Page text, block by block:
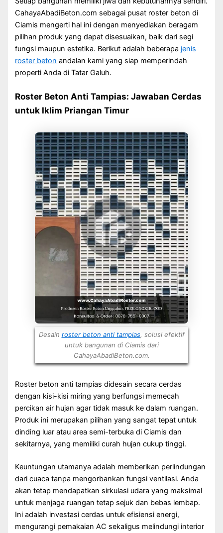
CahayaAbadiBeton.com sebagai pusat roster beton di
Ciamis mengerti hal ini dengan menyediakan beragam
pilihan produk yang dapat disesuaikan, baik dari segi
fungsi maupun estetika. Berikut adalah beberapa jenis
roster beton andalan kami yang siap memperindah
properti Anda di Tatar Galuh.
Roster Beton Anti Tampias: Jawaban Cerdas
untuk Iklim Priangan Timur
Desain roster beton anti tampias, solusi efektif
untuk bangunan di Ciamis dari
CahayaAbadiBeton.com.
Roster beton anti tampias didesain secara cerdas
dengan kisi-kisi miring yang berfungsi memecah
percikan air hujan agar tidak masuk ke dalam ruangan.
Produk ini merupakan pilihan yang sangat tepat untuk
dinding luar atau area semi-terbuka di Ciamis dan
sekitarnya, yang memiliki curah hujan cukup tinggi.
Keuntungan utamanya adalah memberikan perlindungan
dari cuaca tanpa mengorbankan fungsi ventilasi. Anda
akan tetap mendapatkan sirkulasi udara yang maksimal
untuk menjaga ruangan tetap sejuk dan bebas lembap.
Ini adalah investasi cerdas untuk efisiensi energi,
mengurangi pemakaian AC sekaligus melindungi interior